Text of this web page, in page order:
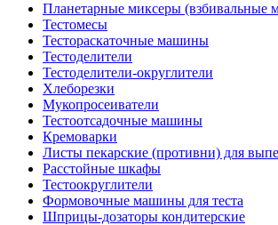
Планетарные миксеры (взбивальные
Тестомесы
Тестораскаточные машины
Тестоделители
Тестоделители-округлители
Хлеборезки
Мукопросеиватели
Тестоотсадочные машины
Кремоварки
Листы пекарские (противни) для
Расстойные шкафы
Тестоокруглители
Формовочные машины для теста
Шприцы-дозаторы кондитерские